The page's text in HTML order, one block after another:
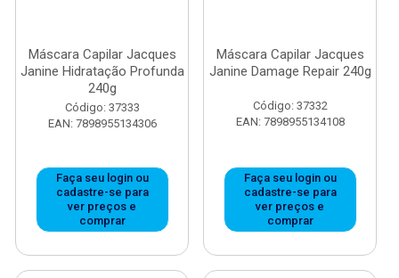
Máscara Capilar Jacques
Janine Hidratação Profunda
240g
Código: 37333
EAN: 7898955134306
Faça seu login ou
cadastre-se para
ver preços e
comprar
Máscara Capilar Jacques
Janine Damage Repair 240g
Código: 37332
EAN: 7898955134108
Faça seu login ou
cadastre-se para
ver preços e
comprar